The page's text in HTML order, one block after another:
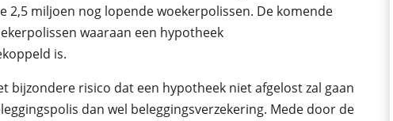
2,5 miljoen nog lopende woekerpolissen. De komende
waaraan een hypotheek
is.
bijzondere risico dat een hypotheek niet afgelost zal gaan
dan wel beleggingsverzekering. Mede door de